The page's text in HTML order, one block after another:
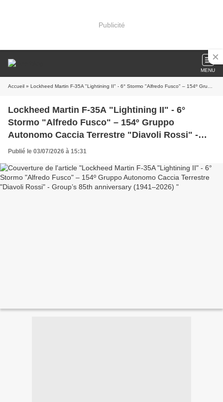
Publicité
MENU
Accueil » Lockheed Martin F-35A "Lightining II" - 6° Stormo "Alfredo Fusco" – 154º Gruppo Autonomo Caccia Terrestre "Diavoli Rossi" - Group’s 85th anniversary (1941–2026)
Lockheed Martin F-35A "Lightining II" - 6°
Stormo "Alfredo Fusco" – 154º Gruppo
Autonomo Caccia Terrestre "Diavoli Rossi" -
Group’s 85th anniversary (1941–2026)
Publié le 03/07/2026 à 15:31